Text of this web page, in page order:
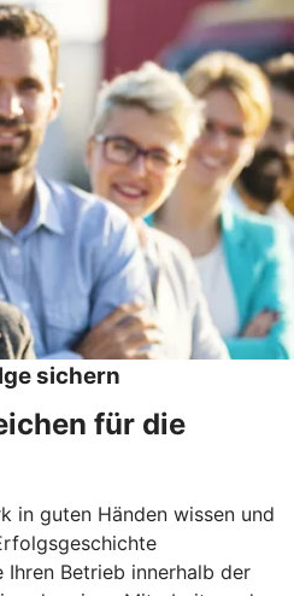
sichern
für die
in guten Händen wissen und
Betrieb innerhalb der